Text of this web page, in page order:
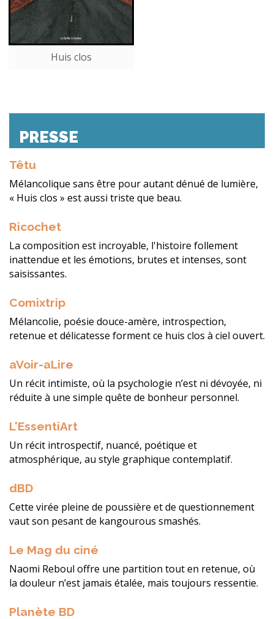
Huis clos
PRESSE
Têtu
Mélancolique sans être pour autant dénué de lumière,
« Huis clos » est aussi triste que beau.
Ricochet
La composition est incroyable, l'histoire follement
inattendue et les émotions, brutes et intenses, sont
saisissantes.
Comixtrip
Mélancolie, poésie douce-amère, introspection,
retenue et délicatesse forment ce huis clos à ciel ouvert.
aVoir-aLire
Un récit intimiste, où la psychologie n’est ni dévoyée, ni
réduite à une simple quête de bonheur personnel.
L'EssentiArt
Un récit introspectif, nuancé, poétique et
atmosphérique, au style graphique contemplatif.
dBD
Cette virée pleine de poussière et de questionnement
vaut son pesant de kangourous smashés.
Le Mag du ciné
Naomi Reboul offre une partition tout en retenue, où
la douleur n’est jamais étalée, mais toujours ressentie.
Planète BD